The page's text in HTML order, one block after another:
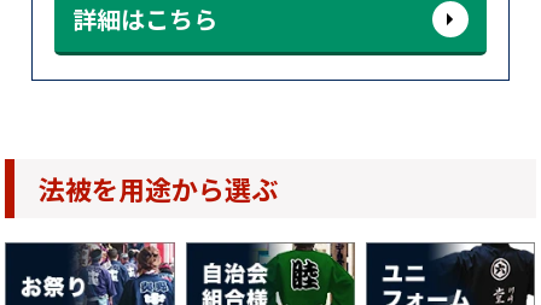
詳細はこちら
法被を用途から選ぶ